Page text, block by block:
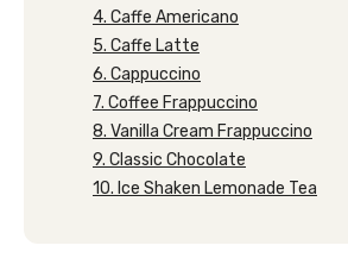
4. Caffe Americano
5. Caffe Latte
6. Cappuccino
7. Coffee Frappuccino
8. Vanilla Cream Frappuccino
9. Classic Chocolate
10. Ice Shaken Lemonade Tea